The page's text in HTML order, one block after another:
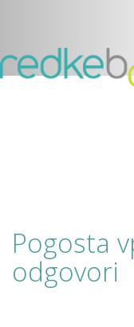
Pogosta
odgovori